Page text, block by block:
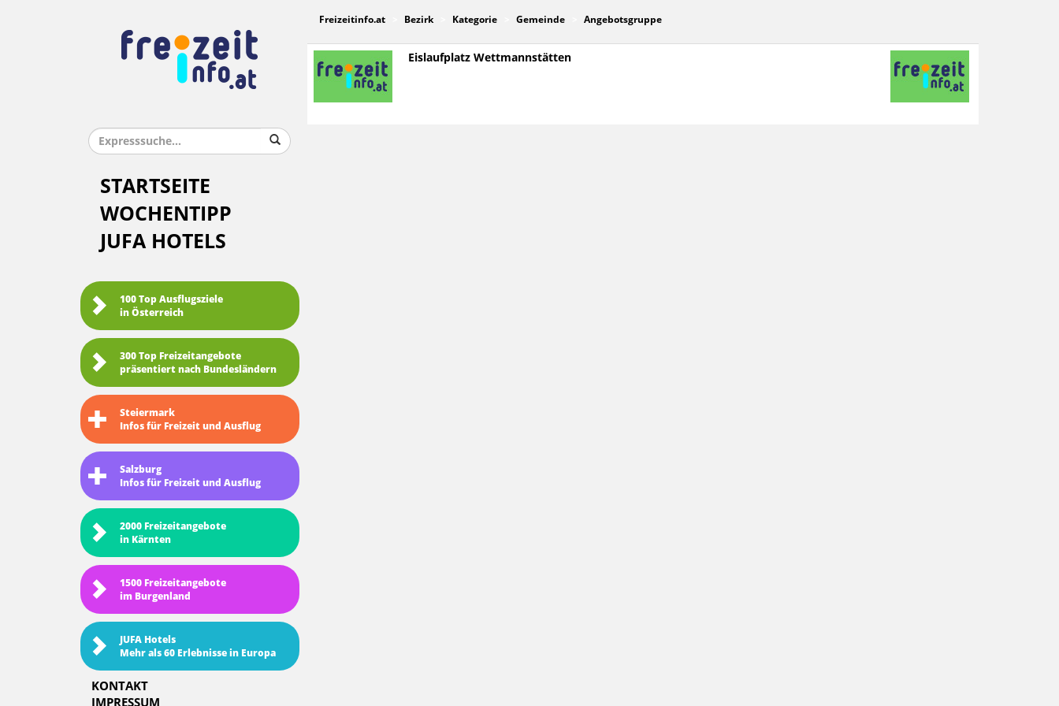
STARTSEITE
WOCHENTIPP
JUFA HOTELS
100 Top Ausflugsziele
in Österreich
300 Top Freizeitangebote
präsentiert nach Bundesländern
Steiermark
Infos für Freizeit und Ausflug
Salzburg
Infos für Freizeit und Ausflug
2000 Freizeitangebote
in Kärnten
1500 Freizeitangebote
im Burgenland
JUFA Hotels
Mehr als 60 Erlebnisse in Europa
KONTAKT
IMPRESSUM
Freizeitinfo.at Bezirk Kategorie Gemeinde Angebotsgruppe
Eislaufplatz Wettmannstätten